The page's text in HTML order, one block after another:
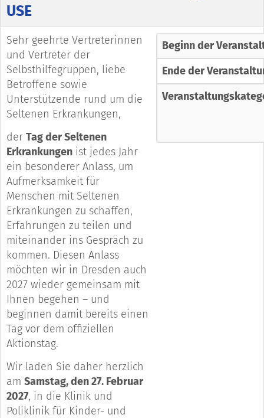
USE
Sehr geehrte Vertreterinnen
und Vertreter der
Selbsthilfegruppen, liebe
Betroffene sowie
Unterstützende rund um die
Seltenen Erkrankungen,
der Tag der Seltenen
Erkrankungen ist jedes Jahr
ein besonderer Anlass, um
Aufmerksamkeit für
Menschen mit Seltenen
Erkrankungen zu schaffen,
Erfahrungen zu teilen und
miteinander ins Gespräch zu
kommen. Diesen Anlass
möchten wir in Dresden auch
2027 wieder gemeinsam mit
Ihnen begehen – und
beginnen damit bereits einen
Tag vor dem offiziellen
Aktionstag.
Wir laden Sie daher herzlich
am Samstag, den 27. Februar
2027, in die Klinik und
Poliklinik für Kinder- und
Beginn der
Ende der